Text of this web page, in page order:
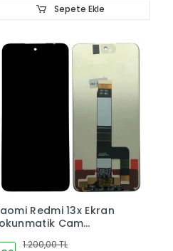
Sepete Ekle
Redmi 13x Ekran
Cam
1.200,00 TL